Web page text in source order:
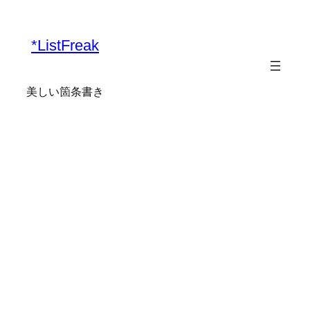
*ListFreak
美しい箇条書き